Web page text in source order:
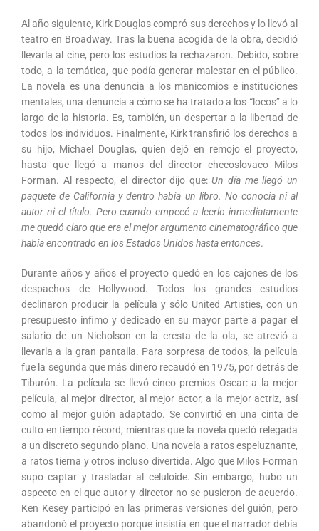
Al año siguiente, Kirk Douglas compró sus derechos y lo llevó al
teatro en Broadway. Tras la buena acogida de la obra, decidió
llevarla al cine, pero los estudios la rechazaron. Debido, sobre
todo, a la temática, que podía generar malestar en el público.
La novela es una denuncia a los manicomios e instituciones
mentales, una denuncia a cómo se ha tratado a los “locos” a lo
largo de la historia. Es, también, un despertar a la libertad de
todos los individuos. Finalmente, Kirk transfirió los derechos a
su hijo, Michael Douglas, quien dejó en remojo el proyecto,
hasta que llegó a manos del director checoslovaco Milos
Forman. Al respecto, el director dijo que:Un día me llegó un
paquete de California y dentro había un libro. No conocía ni al
autor ni el título. Pero cuando empecé a leerlo inmediatamente
me quedó claro que era el mejor argumento cinematográfico que
había encontrado en los Estados Unidos hasta entonces.
Durante años y años el proyecto quedó en los cajones de los
despachos de Hollywood. Todos los grandes estudios
declinaron producir la película y sólo United Artisties, con un
presupuesto ínfimo y dedicado en su mayor parte a pagar el
salario de un Nicholson en la cresta de la ola, se atrevió a
llevarla a la gran pantalla. Para sorpresa de todos, la película
fue la segunda que más dinero recaudó en 1975, por detrás de
Tiburón. La película se llevó cinco premios Oscar: a la mejor
película, al mejor director, al mejor actor, a la mejor actriz, así
como al mejor guión adaptado. Se convirtió en una cinta de
culto en tiempo récord, mientras que la novela quedó relegada
a un discreto segundo plano. Una novela a ratos espeluznante,
a ratos tierna y otros incluso divertida. Algo que Milos Forman
supo captar y trasladar al celuloide. Sin embargo, hubo un
aspecto en el que autor y director no se pusieron de acuerdo.
Ken Kesey participó en las primeras versiones del guión, pero
abandonó el proyecto porque insistía en que el narrador debía